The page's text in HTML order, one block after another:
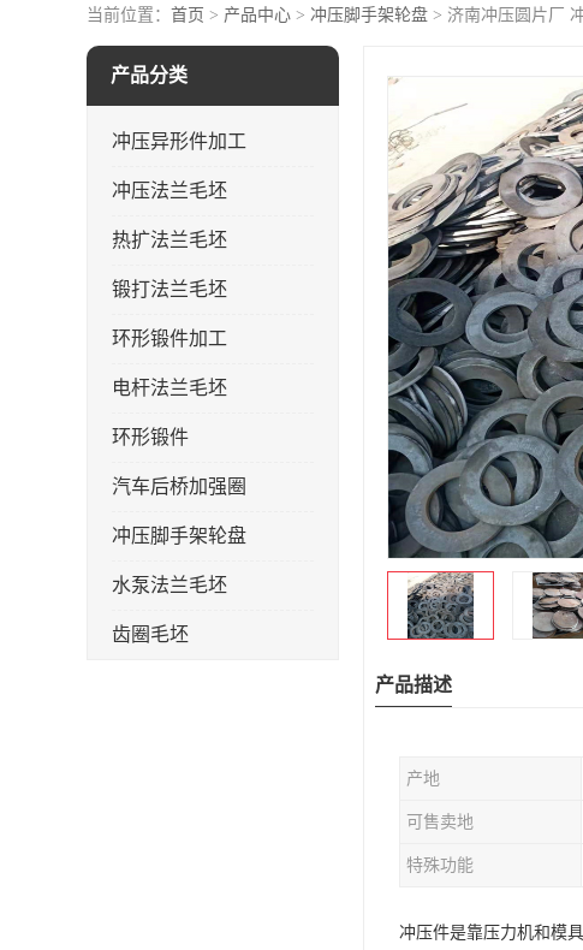
当前位置： 首页 > 产品中心 > 冲压脚手架轮盘 > 济南冲压圆片厂
产品分类
冲压异形件加工
冲压法兰毛坯
热扩法兰毛坯
锻打法兰毛坯
环形锻件加工
电杆法兰毛坯
环形锻件
汽车后桥加强圈
冲压脚手架轮盘
水泵法兰毛坯
齿圈毛坯
产品描述
产地
可售卖地
特殊功能
冲压件是靠压力机和模